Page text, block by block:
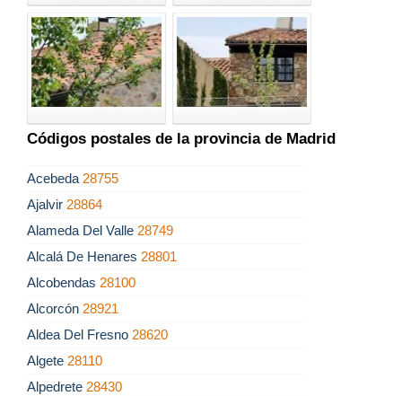
Códigos postales de la provincia de Madrid
Acebeda 28755
Ajalvir 28864
Alameda Del Valle 28749
Alcalá De Henares 28801
Alcobendas 28100
Alcorcón 28921
Aldea Del Fresno 28620
Algete 28110
Alpedrete 28430